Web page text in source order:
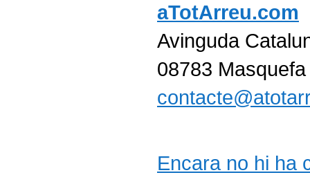
aTotArreu.com
Avinguda
08783
Encara no hi ha